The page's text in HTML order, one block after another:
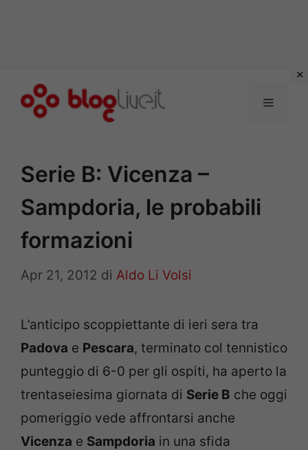
Menu
Serie B: Vicenza –
Sampdoria, le probabili
formazioni
Apr 21, 2012 di Aldo Li Volsi
L’anticipo scoppiettante di ieri sera tra
Padova e Pescara, terminato col tennistico
punteggio di 6-0 per gli ospiti, ha aperto la
trentaseiesima giornata di Serie B che oggi
pomeriggio vede affrontarsi anche
Vicenza e Sampdoria in una sfida